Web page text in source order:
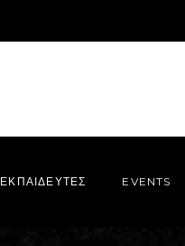
ΕΚΠΑΙΔΕΥΤΕΣ EVENTS